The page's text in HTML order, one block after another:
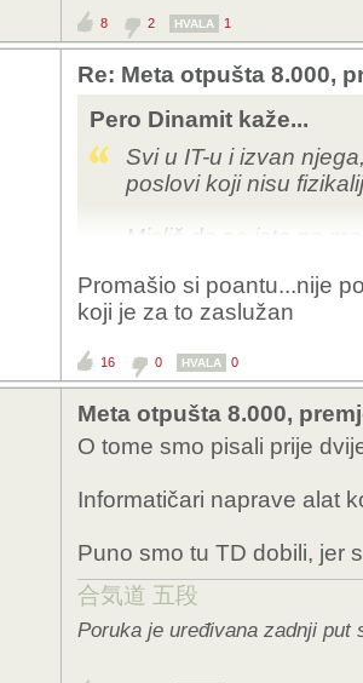
8 2 HVALA 1
Re: Meta otpušta 8.000,
Pero Dinamit kaže...
Svi u IT-u i izvan
poslovi koji nisu
Misliš da se isto ne
Project manager, QA,
"sigurni"? How yes
Promašio si poantu...nije
koji je za to zaslužan
16 0 HVALA 0
Meta otpušta 8.000,
O tome smo pisali prije
Informatičari naprave alat
Puno smo tu TD dobili, jer
合気道 五段
Poruka je uređivana zadnji put